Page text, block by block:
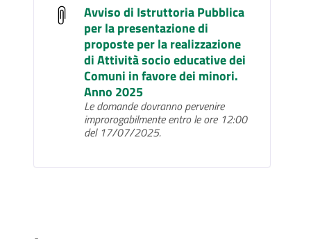
Avviso di Istruttoria Pubblica
per la presentazione di
proposte per la realizzazione
di Attività socio educative dei
Comuni in favore dei minori.
Anno 2025
Le domande dovranno pervenire
improrogabilmente entro le ore 12:00
del 17/07/2025.